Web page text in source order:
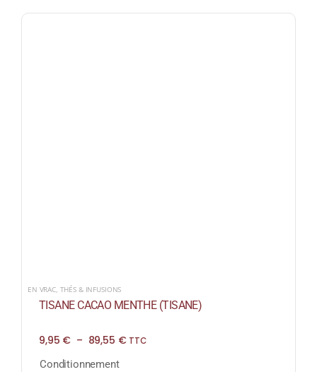
EN VRAC, THÉS & INFUSIONS
TISANE CACAO MENTHE (TISANE)
9,95 € – 89,55 €Plage
TTC
Conditionnement